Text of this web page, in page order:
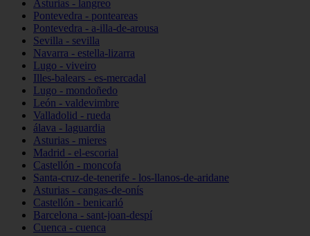
Asturias - langreo
Pontevedra - ponteareas
Pontevedra - a-illa-de-arousa
Sevilla - sevilla
Navarra - estella-lizarra
Lugo - viveiro
Illes-balears - es-mercadal
Lugo - mondoñedo
León - valdevimbre
Valladolid - rueda
álava - laguardia
Asturias - mieres
Madrid - el-escorial
Castellón - moncofa
Santa-cruz-de-tenerife - los-llanos-de-aridane
Asturias - cangas-de-onís
Castellón - benicarló
Barcelona - sant-joan-despí
Cuenca - cuenca